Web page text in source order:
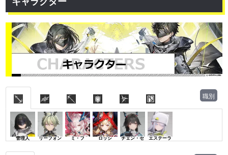
管理人 リーフォン ミ・フ ロッシ チェン・セ エステーラ
職別